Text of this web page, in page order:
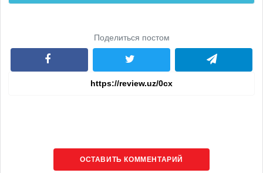
Поделиться постом
ОСТАВИТЬ КОММЕНТАРИЙ